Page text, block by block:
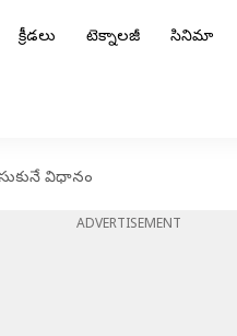
క్రీడలు టెక్నాలజీ సినిమా
విధానం
ADVERTISEMENT